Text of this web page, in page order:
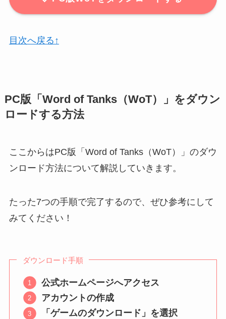
目次へ戻る↑
PC版「Word of Tanks（WoT）」をダウン
ロードする方法
ここからはPC版「Word of Tanks（WoT）」のダウ
ンロード方法について解説していきます。
たった7つの手順で完了するので、ぜひ参考にして
みてください！
ダウンロード手順
公式ホームページへアクセス
アカウントの作成
「ゲームのダウンロード」を選択